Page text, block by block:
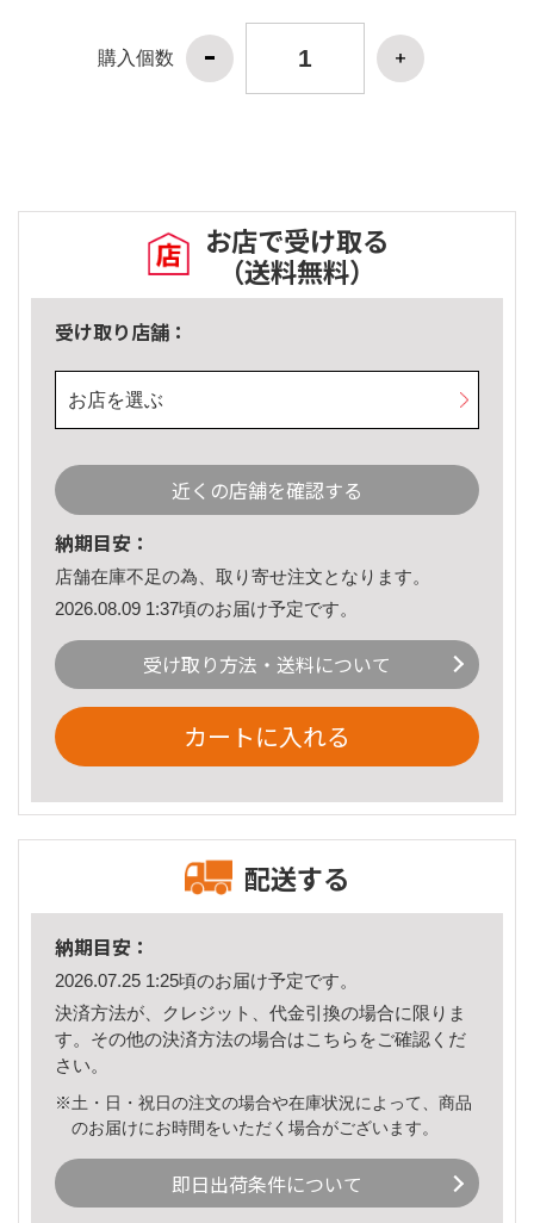
購入個数
お店で受け取る
（送料無料）
受け取り店舗：
お店を選ぶ
近くの店舗を確認する
納期目安：
店舗在庫不足の為、取り寄せ注文となります。
2026.08.09 1:37頃のお届け予定です。
受け取り方法・送料について
カートに入れる
配送する
納期目安：
2026.07.25 1:25頃のお届け予定です。
決済方法が、クレジット、代金引換の場合に限りま
す。その他の決済方法の場合はこちら をご確認くだ
さい。
※土・日・祝日の注文の場合や在庫状況によって、商品
のお届けにお時間をいただく場合がございます。
即日出荷条件について